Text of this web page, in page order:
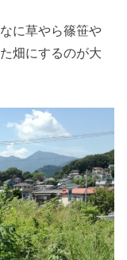
に草やら篠笹や
畑にするのが大